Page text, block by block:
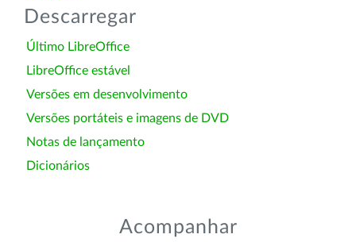
Descarregar
Último LibreOffice
LibreOffice estável
Versões em desenvolvimento
Versões portáteis e imagens de DVD
Notas de lançamento
Dicionários
Acompanhar